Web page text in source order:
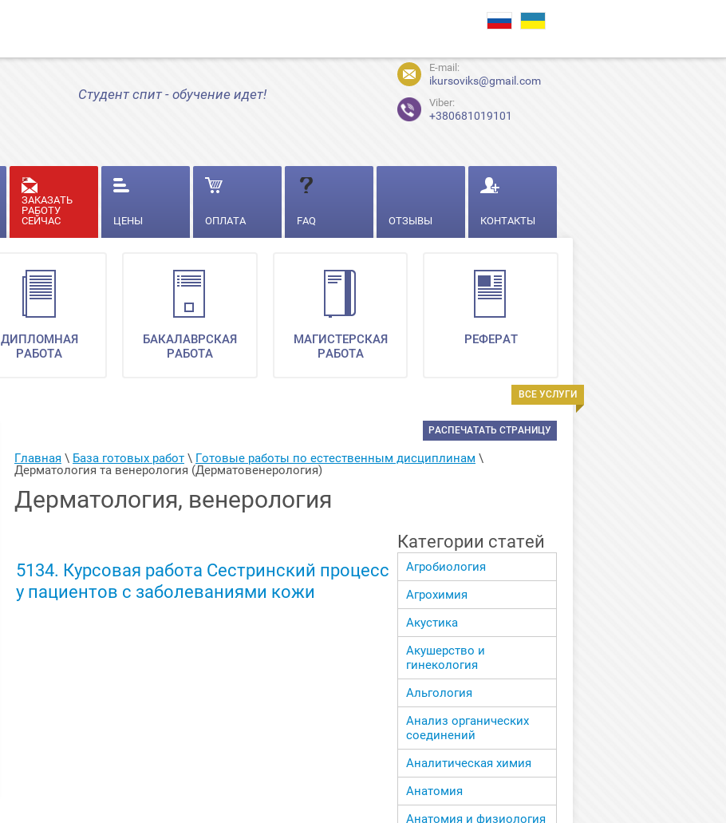
Студент спит - обучение идет!
E-mail:
ikursoviks@gmail.com
Viber:
+380681019101
ЗАКАЗАТЬ
РАБОТУ
СЕЙЧАС
ЦЕНЫ ОПЛАТА FAQ ОТЗЫВЫ КОНТАКТЫ
ВСЕ УСЛУГИ
ДИПЛОМНАЯ
РАБОТА
БАКАЛАВРСКАЯ
РАБОТА
МАГИСТЕРСКАЯ
РАБОТА
РЕФЕРАТ
РАСПЕЧАТАТЬ СТРАНИЦУ
Главная \ База готовых работ \ Готовые работы по естественным дисциплинам
Дерматология та венерология (Дерматовенерология)
Дерматология, венерология
5134. Курсовая работа Сестринский процесс
у пациентов с заболеваниями кожи
Категории статей
Агробиология
Агрохимия
Акустика
Акушерство и
гинекология
Альгология
Анализ органических
соединений
Аналитическая химия
Анатомия
Анатомия и физиология